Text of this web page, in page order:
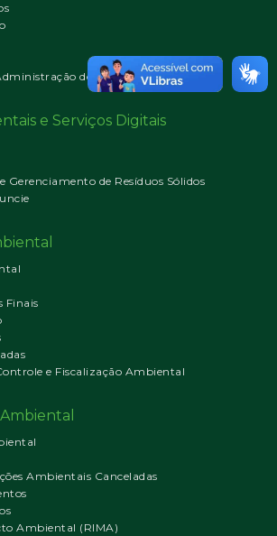
do IMA
e Serviços Digitais
Gerenciamento de Resíduos Sólidos
Finais
e Fiscalização Ambiental
Ambientais Canceladas
Ambiental (RIMA)